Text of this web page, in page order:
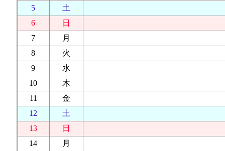
5
土
6
日
7
月
8
火
9
水
10
木
11
金
12
土
13
日
14
月